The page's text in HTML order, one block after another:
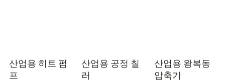
산업용 히트 펌
프
산업용 공정 칠
러
산업용 왕복동
압축기